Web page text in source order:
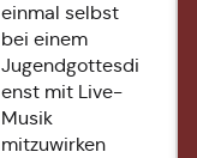
einmal selbst
bei einem
Jugendgottesdi
enst mit Live-
Musik
mitzuwirken